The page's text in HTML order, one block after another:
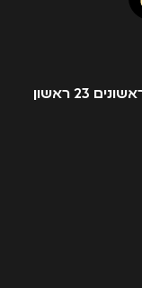
מגדל מילניה, קומה 18 רחוב שד' הראשונים 23 ראשון